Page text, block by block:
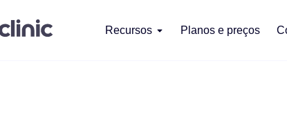
Recursos Planos e preços